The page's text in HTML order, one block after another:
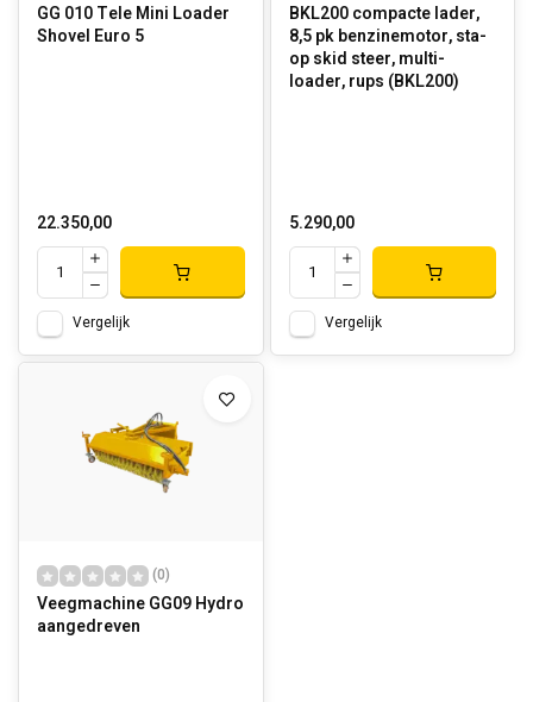
GG 010 Tele Mini Loader
Shovel Euro 5
22.350,00
Vergelijk
BKL200 compacte lader,
8,5 pk benzinemotor, sta-
op skid steer, multi-
loader, rups (BKL200)
5.290,00
Vergelijk
(0)
Veegmachine GG09 Hydro
aangedreven